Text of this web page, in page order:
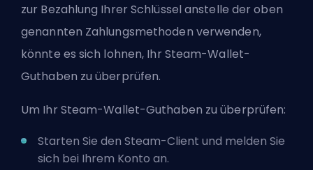
zur Bezahlung Ihrer Schlüssel anstelle der oben
genannten Zahlungsmethoden verwenden,
könnte es sich lohnen, Ihr Steam-Wallet-
Guthaben zu überprüfen.
Um Ihr Steam-Wallet-Guthaben zu überprüfen:
Starten Sie den Steam-Client und melden Sie
sich bei Ihrem Konto an.